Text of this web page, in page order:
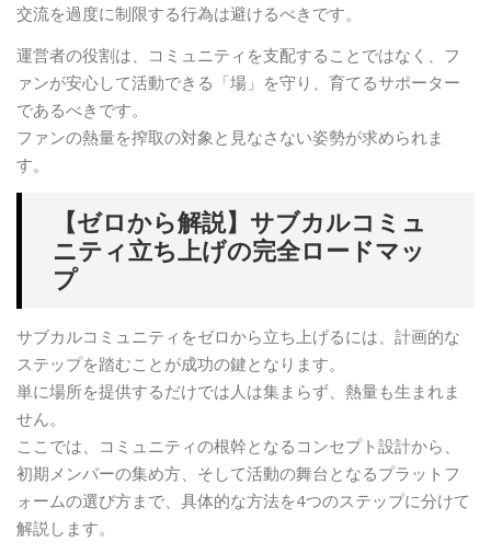
交流を過度に制限する行為は避けるべきです。
運営者の役割は、コミュニティを支配することではなく、フ
ァンが安心して活動できる「場」を守り、育てるサポーター
であるべきです。
ファンの熱量を搾取の対象と見なさない姿勢が求められま
す。
【ゼロから解説】サブカルコミュ
ニティ立ち上げの完全ロードマッ
プ
サブカルコミュニティをゼロから立ち上げるには、計画的な
ステップを踏むことが成功の鍵となります。
単に場所を提供するだけでは人は集まらず、熱量も生まれま
せん。
ここでは、コミュニティの根幹となるコンセプト設計から、
初期メンバーの集め方、そして活動の舞台となるプラットフ
ォームの選び方まで、具体的な方法を4つのステップに分けて
解説します。